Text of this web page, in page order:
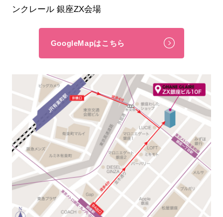
ンクレール 銀座ZX会場
GoogleMapはこちら